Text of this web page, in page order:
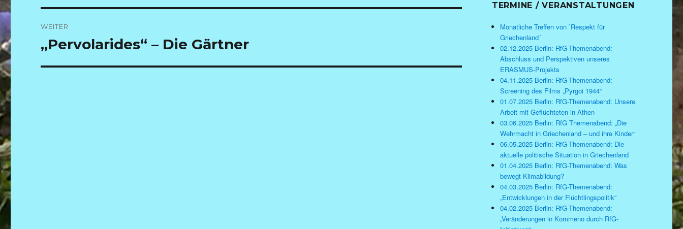
WEITER
Nächster
Beitrag:
„Pervolarides“ – Die Gärtner
TERMINE / VERANSTALTUNGEN
Monatliche Treffen von `Respekt für
Griechenland´
02.12.2025 Berlin: RfG-Themenabend:
Abschluss und Perspektiven unseres
ERASMUS-Projekts
04.11.2025 Berlin: RfG-Themenabend:
Screening des Films „Pyrgoi 1944“
01.07.2025 Berlin: RfG-Themenabend: Unsere
Arbeit mit Geflüchteten in Athen
03.06.2025 Berlin: RfG Themenabend: „Die
Wehrmacht in Griechenland – und ihre Kinder“
06.05.2025 Berlin: RfG-Themenabend: Die
aktuelle politische Situation in Griechenland
01.04.2025 Berlin: RfG-Themenabend: Was
bewegt Klimabildung?
04.03.2025 Berlin: RfG-Themenabend:
„Entwicklungen in der Flüchtlingspolitik“
04.02.2025 Berlin: RfG-Themenabend:
„Veränderungen in Kommeno durch RfG-